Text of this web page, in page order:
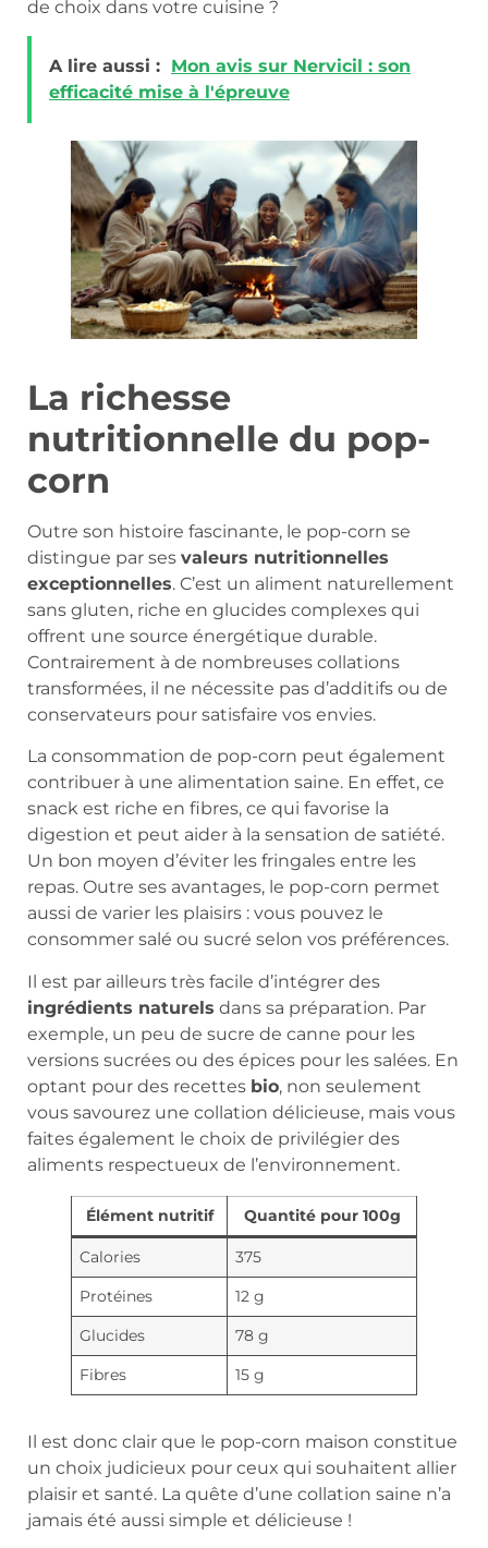
de choix dans votre cuisine ?
A lire aussi : Mon avis sur Nervicil : son
efficacité mise à l'épreuve
La richesse
nutritionnelle du pop-
corn
Outre son histoire fascinante, le pop-corn se
distingue par ses valeurs nutritionnelles
exceptionnelles. C’est un aliment naturellement
sans gluten, riche en glucides complexes qui
offrent une source énergétique durable.
Contrairement à de nombreuses collations
transformées, il ne nécessite pas d’additifs ou de
conservateurs pour satisfaire vos envies.
La consommation de pop-corn peut également
contribuer à une alimentation saine. En effet, ce
snack est riche en fibres, ce qui favorise la
digestion et peut aider à la sensation de satiété.
Un bon moyen d’éviter les fringales entre les
repas. Outre ses avantages, le pop-corn permet
aussi de varier les plaisirs : vous pouvez le
consommer salé ou sucré selon vos préférences.
Il est par ailleurs très facile d’intégrer des
ingrédients naturels dans sa préparation. Par
exemple, un peu de sucre de canne pour les
versions sucrées ou des épices pour les salées. En
optant pour des recettes bio, non seulement
vous savourez une collation délicieuse, mais vous
faites également le choix de privilégier des
aliments respectueux de l’environnement.
Élément nutritif Quantité pour 100g
Calories
375
Protéines
12 g
Glucides
78 g
Fibres
15 g
Il est donc clair que le pop-corn maison constitue
un choix judicieux pour ceux qui souhaitent allier
plaisir et santé. La quête d’une collation saine n’a
jamais été aussi simple et délicieuse !